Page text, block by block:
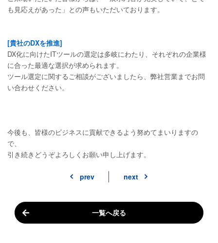
も見応えがあった」との声もいただいております。
[貴社のDXを推進]
DX化に向けたITツールの選定は多岐にわたり、それぞれの企業様
に合った最適な選択が求められます。
ツール選定に関するご相談がございましたら、弊社営業までお問
い合わせください。
今後も、皆様のビジネスに貢献できるよう努めてまいりますの
で、
引き続きどうぞよろしくお願い申し上げます。
prev next
一覧へ戻る